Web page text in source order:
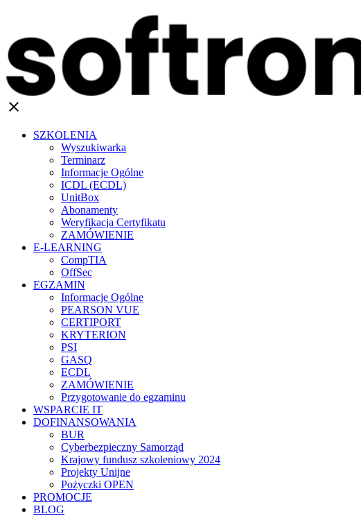
clear
SZKOLENIA
Wyszukiwarka
Terminarz
Informacje Ogólne
ICDL (ECDL)
UnitBox
Abonamenty
Weryfikacja Certyfikatu
ZAMÓWIENIE
E-LEARNING
CompTIA
OffSec
EGZAMIN
Informacje Ogólne
PEARSON VUE
CERTIPORT
KRYTERION
PSI
GASQ
ECDL
ZAMÓWIENIE
Przygotowanie do egzaminu
WSPARCIE IT
DOFINANSOWANIA
BUR
Cyberbezpieczny Samorząd
Krajowy fundusz szkoleniowy 2024
Projekty Unijne
Pożyczki OPEN
PROMOCJE
BLOG